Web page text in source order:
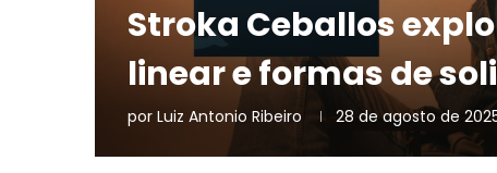
Stroka Ceballos
linear e formas de
por Luiz Antonio Ribeiro 28 de agosto de